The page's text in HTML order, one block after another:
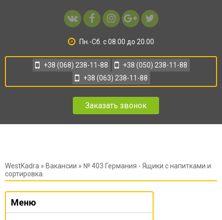
Пн.-Сб. с 08.00 до 20.00
+38 (068) 238-11-88
+38 (050) 238-11-88
+38 (063) 238-11-88
Заказать звонок
WestKadra » Вакансии » № 403 Германия - Ящики с напитками и
сортировка.
Меню